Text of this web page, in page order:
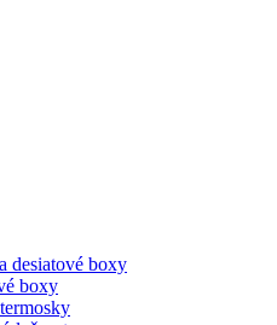
desiatové boxy
boxy